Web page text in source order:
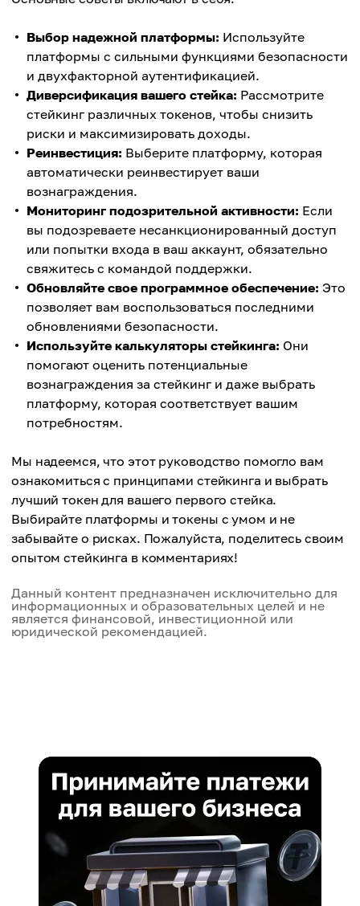
Выбор надежной платформы: Используйте
платформы с сильными функциями безопасности
и двухфакторной аутентификацией.
Диверсификация вашего стейка: Рассмотрите
стейкинг различных токенов, чтобы снизить
риски и максимизировать доходы.
Реинвестиция: Выберите платформу, которая
автоматически реинвестирует ваши
вознаграждения.
Мониторинг подозрительной активности: Если
вы подозреваете несанкционированный доступ
или попытки входа в ваш аккаунт, обязательно
свяжитесь с командой поддержки.
Обновляйте свое программное обеспечение: Это
позволяет вам воспользоваться последними
обновлениями безопасности.
Используйте калькуляторы стейкинга: Они
помогают оценить потенциальные
вознаграждения за стейкинг и даже выбрать
платформу, которая соответствует вашим
потребностям.
Мы надеемся, что этот руководство помогло вам
ознакомиться с принципами стейкинга и выбрать
лучший токен для вашего первого стейка.
Выбирайте платформы и токены с умом и не
забывайте о рисках. Пожалуйста, поделитесь своим
опытом стейкинга в комментариях!
Данный контент предназначен исключительно для
информационных и образовательных целей и не
является финансовой, инвестиционной или
юридической рекомендацией.